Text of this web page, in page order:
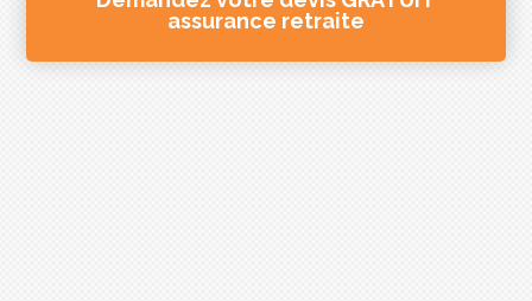
assurance retraite